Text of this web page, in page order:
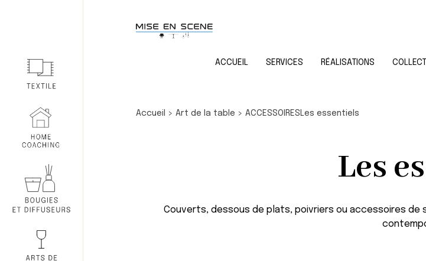
ACCUEIL SERVICES RÉALISATIONS
Accueil >Art de la table >ACCESSOIRES Les essentiels
Les
Couverts, dessous de plats, poivriers ou accessoires de